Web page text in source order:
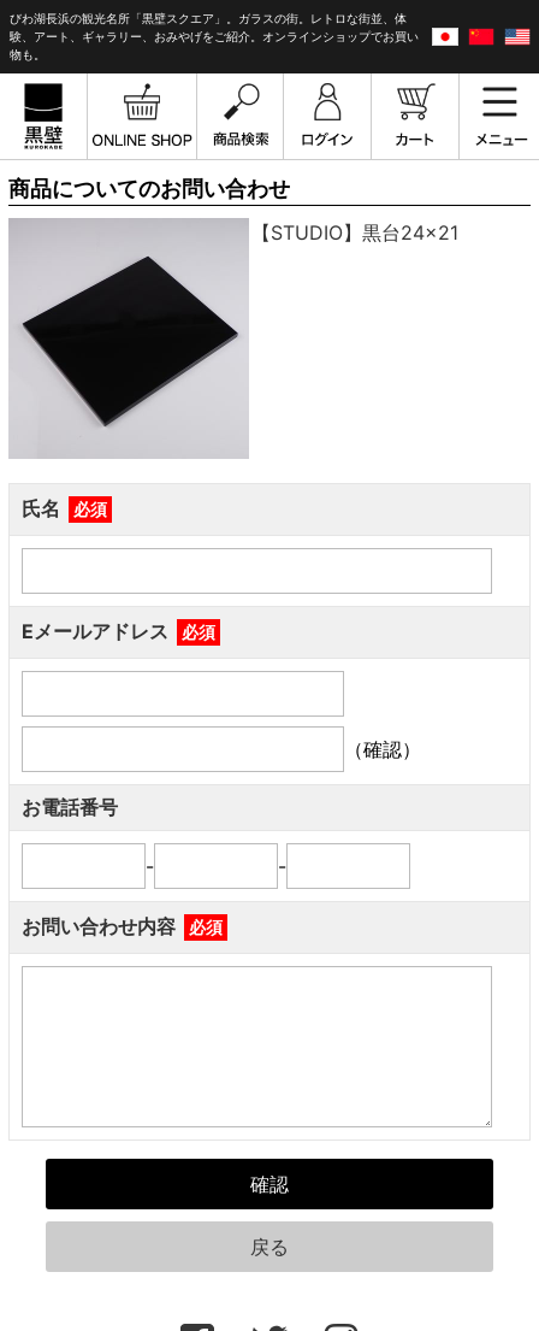
びわ湖長浜の観光名所「黒壁スクエア」。ガラスの街。レトロな街並、体
験、アート、ギャラリー、おみやげをご紹介。オンラインショップでお買い
物も。
商品についてのお問い合わせ
【STUDIO】黒台24×21
氏名 必須
Eメールアドレス 必須
（確認）
お電話番号
- -
お問い合わせ内容 必須